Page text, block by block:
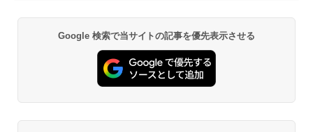
Google 検索で当サイトの記事を優先表示させる